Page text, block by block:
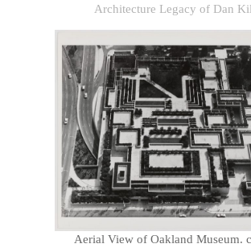
Architecture Legacy of Dan
Aerial View of Oakland Museum.